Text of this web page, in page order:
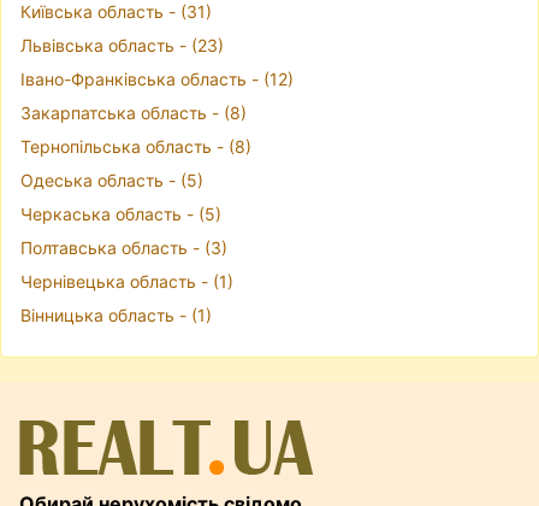
Київська область - (31)
Львівська область - (23)
Івано-Франківська область - (12)
Закарпатська область - (8)
Тернопільська область - (8)
Одеська область - (5)
Черкаська область - (5)
Полтавська область - (3)
Чернівецька область - (1)
Вінницька область - (1)